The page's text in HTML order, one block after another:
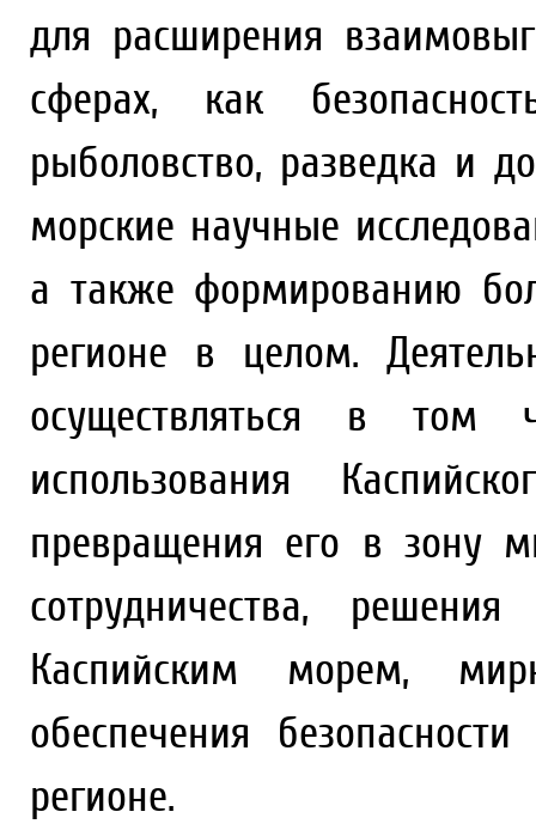
для расширения
сферах, как
рыболовство, разведка и
морские научные
а также формированию
регионе в целом.
осуществляться в том
использования
превращения его в зону
сотрудничества,
Каспийским морем,
обеспечения
регионе.